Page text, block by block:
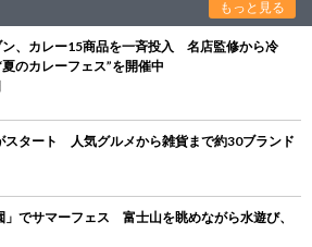
もっと見る
ン、カレー15商品を一斉投入 名店監修から冷
のカレーフェス”を開催中
スタート 人気グルメから雑貨まで約30ブランド
」でサマーフェス 富士山を眺めながら水遊び、